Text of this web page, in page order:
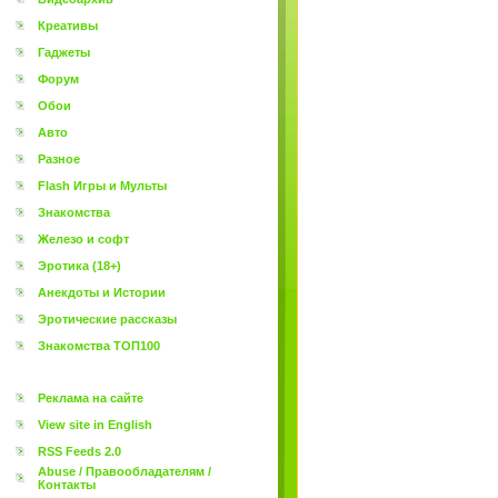
Креативы
Гаджеты
Форум
Обои
Авто
Разное
Flash Игры и Мульты
Знакомства
Железо и софт
Эротика (18+)
Анекдоты и Истории
Эротические рассказы
Знакомства ТОП100
Реклама на сайте
View site in English
RSS Feeds 2.0
Abuse / Правообладателям /
Контакты